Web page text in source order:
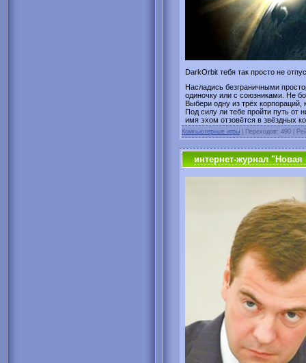
DarkOrbit тебя так просто не
Насладись безграничными
одиночку или с союзниками. Не
Выбери одну из трёх корпораций,
Под силу ли тебе пройти путь от
имя эхом отзовётся в звёздных
Компьютерные игры | Переходов: 490 |
интернет-журнал "Новая